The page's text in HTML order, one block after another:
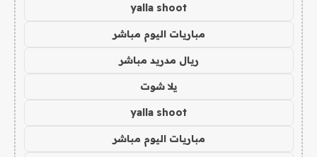
yalla shoot
مباريات اليوم مباشر
ريال مدريد مباشر
يلا شوت
yalla shoot
مباريات اليوم مباشر